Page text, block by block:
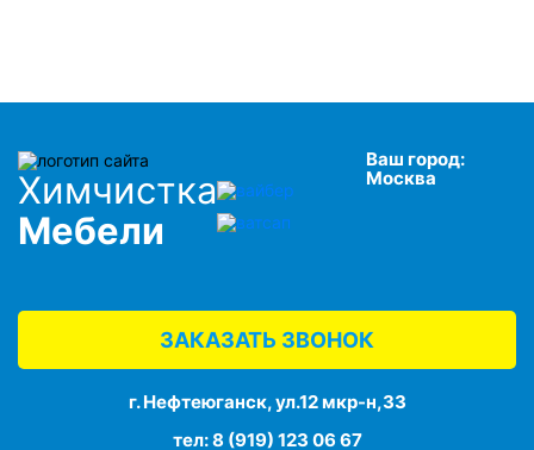
Химчистка
Мебели
Ваш город:
Москва
ЗАКАЗАТЬ ЗВОНОК
г. Нефтеюганск, ул.12 мкр-н,33
тел:8 (919) 123 06 67